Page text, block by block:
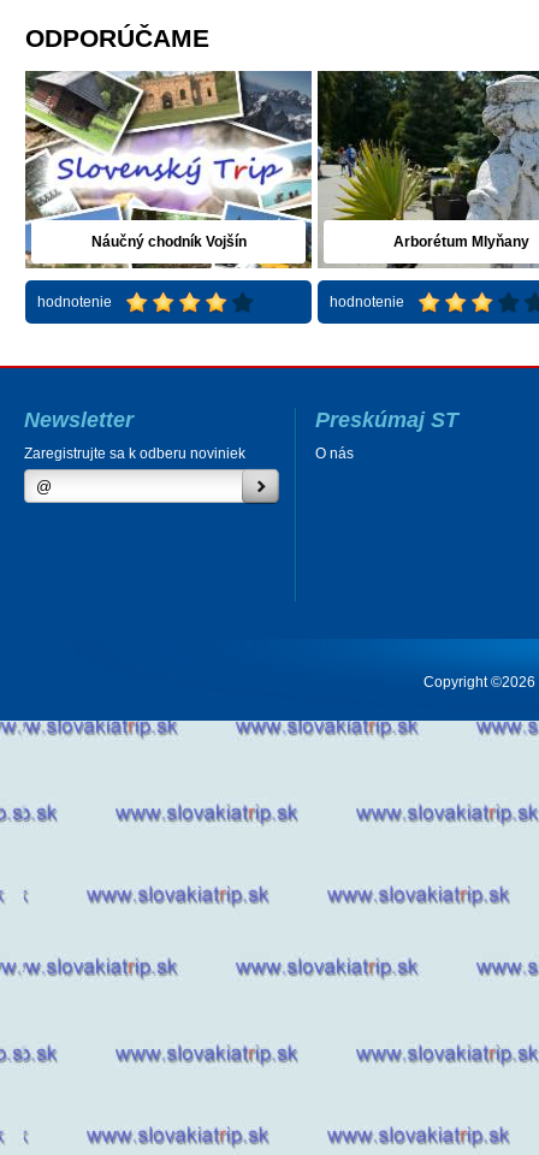
ODPORÚČAME
Náučný chodník Vojšín
hodnotenie
Arborétum Mlyňany
hodnotenie
Newsletter
Zaregistrujte sa k odberu noviniek
Preskúmaj ST
O nás
Copyright ©2026